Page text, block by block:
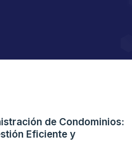
de Condominios:
Eficiente y